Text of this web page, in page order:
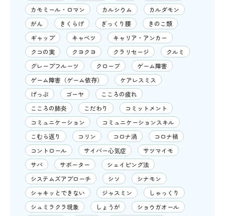
カモミール・ロマン
カルシウム
カルダモン
がん
きくらげ ぎっくり腰
きのこ類
ギャップ
キャベツ
キャリア・アンカー
クコの実
クヨクヨ クラリセージ
クルミ
グレープフルーツ
クローブ
ゲーム障害
ゲーム障害（ゲーム依存）
ケアレスミス
げっぷ
ゴーヤ
こころの疲れ
こころの肺炎
こだわり
コミットメント
コミュニケーション
コミュニケーションスキル
こむら返り
コリン コロナ渦
コロナ禍
コントロール
サイバー心気症
サツマイモ
サバ
サポーター
シェイピング法
システムズアプローチ
シソ
シナモン
シャキッとできない
ジャスミン
しゃっくり
シュミラクラ現象
しょうが
ショウガオール